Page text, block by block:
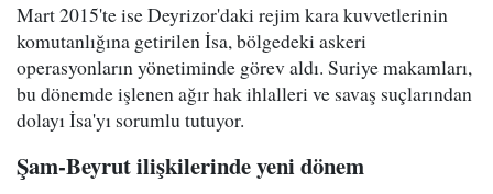
Mart 2015'te ise Deyrizor'daki rejim kara kuvvetlerinin
komutanlığına getirilen İsa, bölgedeki askeri
operasyonların yönetiminde görev aldı. Suriye makamları,
bu dönemde işlenen ağır hak ihlalleri ve savaş suçlarından
dolayı İsa'yı sorumlu tutuyor.
Şam-Beyrut ilişkilerinde yeni dönem